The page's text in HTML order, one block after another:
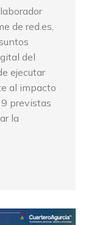
de red.es,
del
ejecutar
al impacto
previstas
la